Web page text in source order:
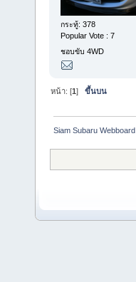
กระทู้: 378
Popular Vote : 7
ชอบขับ 4WD
หน้า: [1]ขึ้นบน
Siam Subaru Webboard